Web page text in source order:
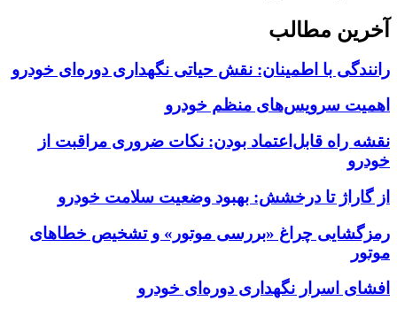
آخرین مطالب
رانندگی با اطمینان: نقش حیاتی نگهداری دوره‌ای خودرو
اهمیت سرویس‌های منظم خودرو
نقشه راه قابل‌اعتماد بودن: نکات ضروری مراقبت از
خودرو
از گاراژ تا درخشش: بهبود وضعیت سلامت خودرو
رمزگشایی چراغ «بررسی موتور» و تشخیص خطاهای
موتور
افشای اسرار نگهداری دوره‌ای خودرو